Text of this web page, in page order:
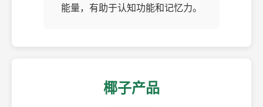
能量，有助于认知功能和记忆力。
椰子产品